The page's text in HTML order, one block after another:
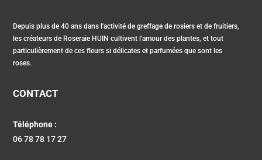
Depuis plus de 40 ans dans l'activité de greffage de rosiers et de fruitiers,
les créateurs de Roseraie HUIN cultivent l'amour des plantes, et tout
particulièrement de ces fleurs si délicates et parfumées que sont les
roses.
CONTACT
Téléphone :
06 78 78 17 27